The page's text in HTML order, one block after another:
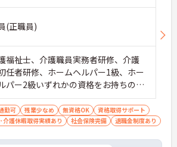
(正職員)
福祉士、介護職員実務者研修、介護
任者研修、ホームヘルパー1級、ホー
パー2級いずれかの資格をお持ちの方
格・未経験応相談
勤可 残業少なめ 無資格OK
資格取得サポート
介護休暇取得実績あり 社会保険完備 退職金制度あり